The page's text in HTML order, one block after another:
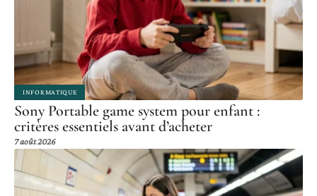
INFORMATIQUE
Sony Portable game system pour enfant :
critères essentiels avant d’acheter
7 août 2026